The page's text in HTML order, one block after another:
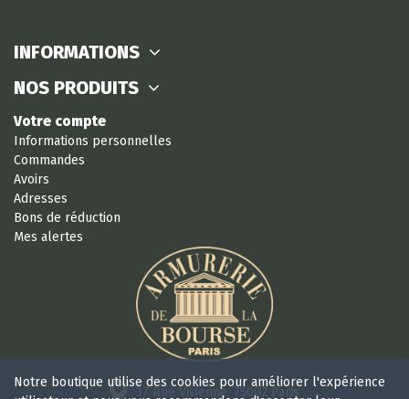
INFORMATIONS
NOS PRODUITS
Votre compte
Informations personnelles
Commandes
Avoirs
Adresses
Bons de réduction
Mes alertes
37 Rue Vivienne, 75002 Paris
Notre boutique utilise des cookies pour améliorer l'expérience